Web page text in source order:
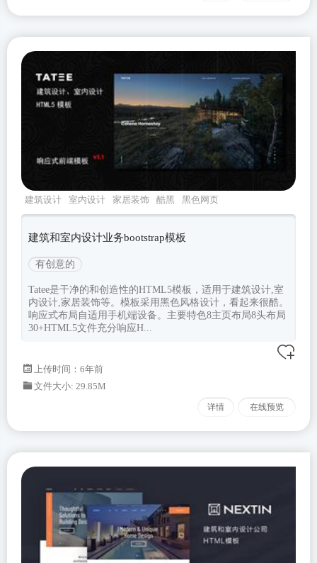
建筑设计 室内设计 家居装饰 酷黑 黑色网页
建筑和室内设计业务bootstrap模板
有创意的
Tatee是干净的和创造性的HTML5模板，适用于建筑设计,室
内设计,家居装饰等。模板采用黑色风格设计，看起来很酷。
响应式布局自适用手机端设备。主要特色8主页布局8头布局
30+HTML5文件充分响应H...
上传时间：6年前
文件大小: 29.85M
详情 在线预览